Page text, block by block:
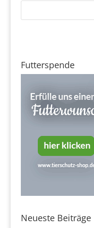
Futterspende
Neueste Beiträge